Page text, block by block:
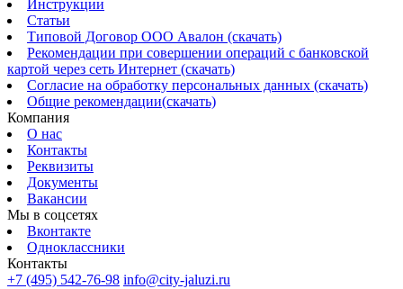
Инструкции
Статьи
Типовой Договор ООО Авалон (скачать)
Рекомендации при совершении операций с банковской
картой через сеть Интернет (скачать)
Согласие на обработку персональных данных (скачать)
Общие рекомендации(скачать)
Компания
О нас
Контакты
Реквизиты
Документы
Вакансии
Мы в соцсетях
Вконтакте
Одноклассники
Контакты
+7 (495) 542-76-98 info@city-jaluzi.ru